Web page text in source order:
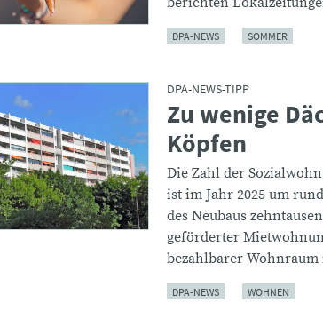
DPA-NEWS SOMMER
DPA-NEWS-TIPP
:Zu wenige
Köpfen
Die Zahl der
ist im Jahr 2025 um
des Neubaus
geförderter
bezahlbarer
DPA-NEWS WOHNEN